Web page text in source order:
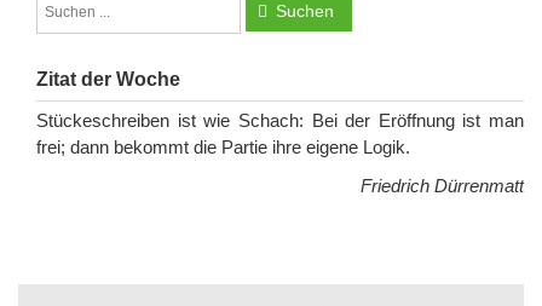
Suchen
Zitat der Woche
Stückeschreiben ist wie Schach: Bei der Eröffnung ist man
frei; dann bekommt die Partie ihre eigene Logik.
Friedrich Dürrenmatt